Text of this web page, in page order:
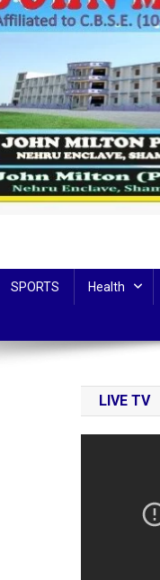
SPORTS Health
LIVE TV